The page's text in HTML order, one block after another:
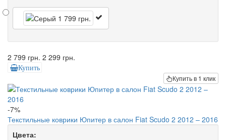
2 799 грн. 2 299 грн.
Купить
Купить в 1 клик
-7%
Текстильные коврики Юпитер в салон Fiat Scudo 2 2012 – 2016
Цвета: